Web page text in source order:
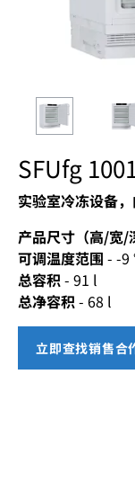
SFUfg
实验室冷冻设备
产品尺寸（高/宽/
可调温度范围 - -9
总容积- 91 l
总净容积- 68 l